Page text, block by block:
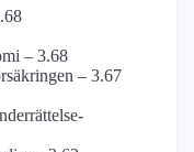
– 3.68
– 3.67